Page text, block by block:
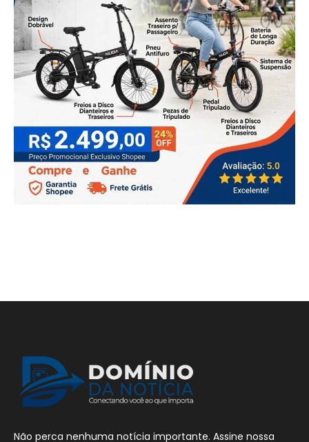
Não perca nenhuma notícia importante. Assine nossa